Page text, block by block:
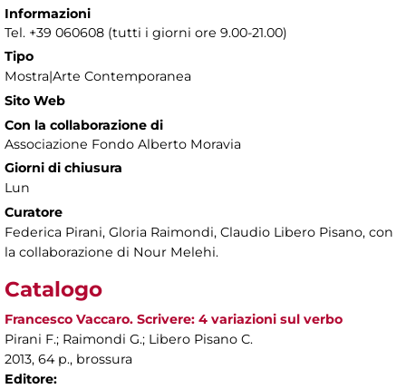
Informazioni
Tel. +39 060608 (tutti i giorni ore 9.00-21.00)
Tipo
Mostra|Arte Contemporanea
Sito Web
Con la collaborazione di
Associazione Fondo Alberto Moravia
Giorni di chiusura
Lun
Curatore
Federica Pirani, Gloria Raimondi, Claudio Libero Pisano, con
la collaborazione di Nour Melehi.
Catalogo
Francesco Vaccaro. Scrivere: 4 variazioni sul verbo
Pirani F.; Raimondi G.; Libero Pisano C.
2013, 64 p., brossura
Editore: